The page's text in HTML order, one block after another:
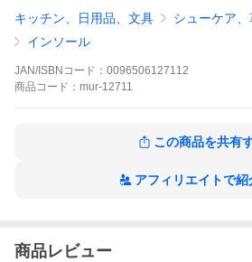
12716 L 26cm -27.5cm 1組2個入り
12717 XL 27.5cm -29cm 1組2個入り
【メーカー取り寄せ商品】メーカー在庫
場合があります。お客様ご都合での返品
りさせて頂きます。
キッチン、日用品、文具
シューケア
インソール
JAN/ISBNコード： 0096506127112
商品 コード： mur-12711
この商品を共有
アフィリエイトで紹
商品レビュー